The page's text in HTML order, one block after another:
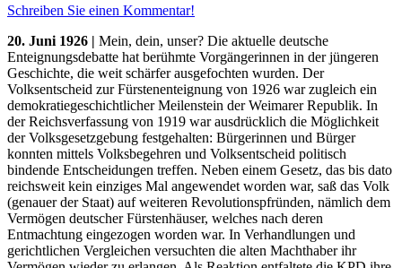
Schreiben Sie einen Kommentar!
20. Juni 1926 | Mein, dein, unser? Die aktuelle deutsche
Enteignungsdebatte hat berühmte Vorgängerinnen in der jüngeren
Geschichte, die weit schärfer ausgefochten wurden. Der
Volksentscheid zur Fürstenenteignung von 1926 war zugleich ein
demokratiegeschichtlicher Meilenstein der Weimarer Republik. In
der Reichsverfassung von 1919 war ausdrücklich die Möglichkeit
der Volksgesetzgebung festgehalten: Bürgerinnen und Bürger
konnten mittels Volksbegehren und Volksentscheid politisch
bindende Entscheidungen treffen. Neben einem Gesetz, das bis dato
reichsweit kein einziges Mal angewendet worden war, saß das Volk
(genauer der Staat) auf weiteren Revolutionspfründen, nämlich dem
Vermögen deutscher Fürstenhäuser, welches nach deren
Entmachtung eingezogen worden war. In Verhandlungen und
gerichtlichen Vergleichen versuchten die alten Machthaber ihr